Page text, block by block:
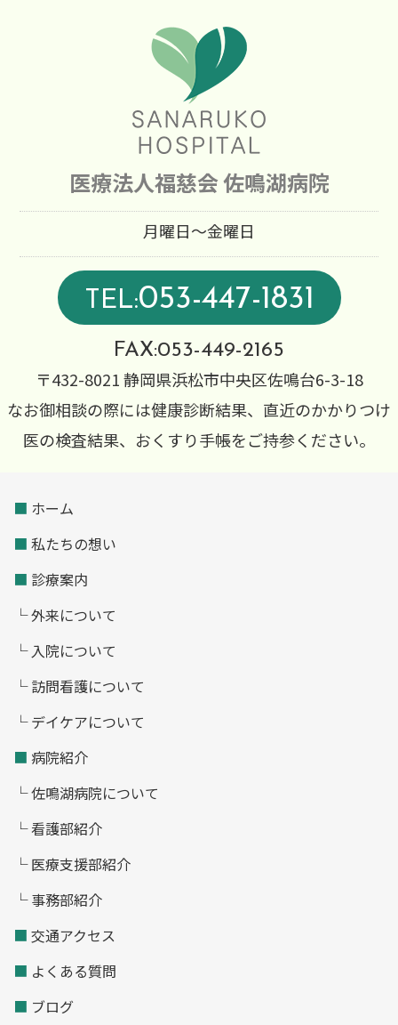
医療法人福慈会 佐鳴湖病院
月曜日～金曜日
TEL:053-447-1831
FAX:053-449-2165
〒432-8021 静岡県浜松市中央区佐鳴台6-3-18
なお御相談の際には健康診断結果、直近のかかりつけ
医の検査結果、おくすり手帳をご持参ください。
■ ホーム
■ 私たちの想い
■ 診療案内
└ 外来について
└ 入院について
└ 訪問看護について
└ デイケアについて
■ 病院紹介
└ 佐鳴湖病院について
└ 看護部紹介
└ 医療支援部紹介
└ 事務部紹介
■ 交通アクセス
■ よくある質問
■ ブログ